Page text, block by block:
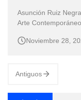
Asunción Ruiz
Arte Contemporáneo
Africanas Oleos Cuadros Pinturas Negritas Africanas Óleo
Noviembre 28,
Antiguos